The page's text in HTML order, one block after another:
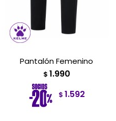
Pantalón Femenino
$ 1.990
$ 1.592